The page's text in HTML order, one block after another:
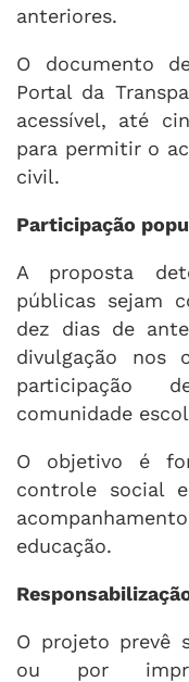
anteriores.
O documento
Portal da
acessível, até
para permitir o
civil.
Participação
A proposta
públicas sejam
dez dias de
divulgação nos
participação
comunidade
O objetivo é
controle social
educação.
O projeto prevê
ou por